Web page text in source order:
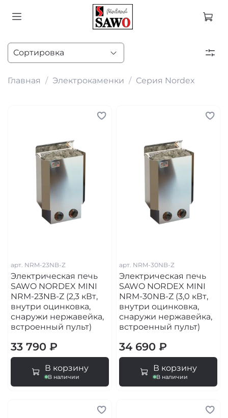
Главная Электрокаменки Серия Nordex
арт. NRM-23NB-Z
Электрическая печь
SAWO NORDEX MINI
NRM-23NB-Z (2,3 кВт,
внутри оцинковка,
снаружи нержавейка,
встроенный пульт)
33 790 ₽
В корзину
В наличии
арт. NRM-30NB-Z
Электрическая печь
SAWO NORDEX MINI
NRM-30NB-Z (3,0 кВт,
внутри оцинковка,
снаружи нержавейка,
встроенный пульт)
34 690 ₽
В корзину
В наличии